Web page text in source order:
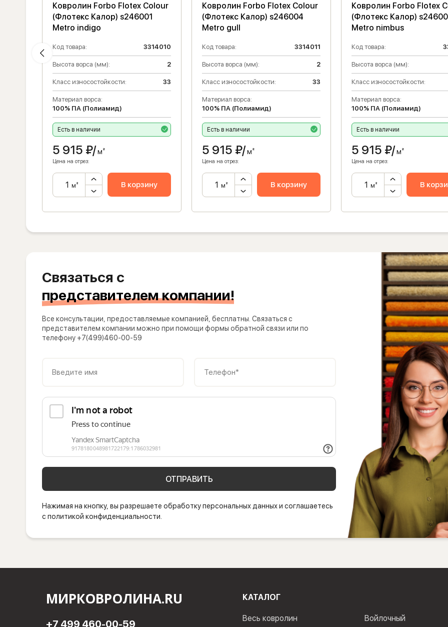
Ковролин Forbo Flotex Colour
(Флотекс Калор) s246001
Metro indigo
Код товара: 3314010
Высота ворса (мм): 2
Класс износостойкости: 33
Материал ворса:
100% ПА (Полиамид)
Есть в наличии
5 915 ₽/м²
Цена на отрез:
м² В корзину
Ковролин Forbo Flotex Colour
(Флотекс Калор) s246004
Metro gull
Код товара: 3314011
Высота ворса (мм): 2
Класс износостойкости: 33
Материал ворса:
100% ПА (Полиамид)
Есть в наличии
5 915 ₽/м²
Цена на отрез:
м² В корзину
Ковролин Forbo Flotex
(Флотекс Калор)
Metro nimbus
Код товара:
Высота ворса (мм):
Класс износостойкости:
Материал ворса:
100% ПА (Полиамид)
Есть в наличии
5 915 ₽/м²
Цена на отрез:
м² В
Связаться с
представителем компании!
Все консультации, предоставляемые компанией, бесплатны. Связаться с
представителем компании можно при помощи формы обратной связи или по
телефону +7(499)460-00-59
Введите имя Телефон*
ОТПРАВИТЬ
Нажимая на кнопку, вы разрешаете обработку персональных данных и соглашаетесь
с политикой конфиденциальности.
МИРКОВРОЛИНА.RU
+7 499 460-00-59
КАТАЛОГ
Весь ковролин Войлочный